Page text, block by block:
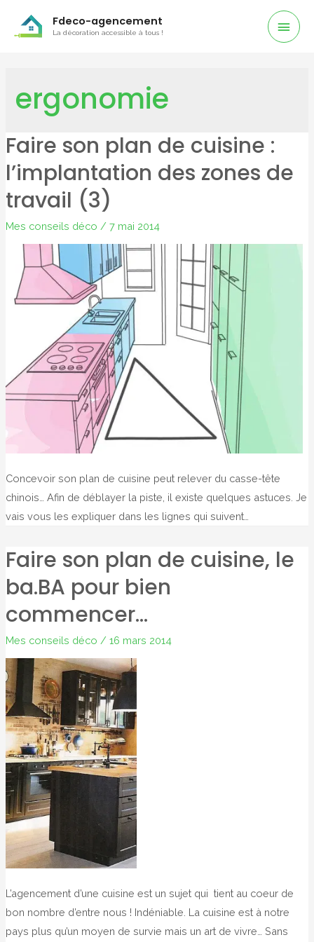
Fdeco-agencement
La décoration accessible à tous !
ergonomie
Faire son plan de cuisine :
l’implantation des zones de
travail (3)
Mes conseils déco / 7 mai 2014
Concevoir son plan de cuisine peut relever du casse-tête
chinois… Afin de déblayer la piste, il existe quelques astuces. Je
vais vous les expliquer dans les lignes qui suivent…
Faire son plan de cuisine, le
ba.BA pour bien
commencer…
Mes conseils déco / 16 mars 2014
L’agencement d’une cuisine est un sujet qui tient au coeur de
bon nombre d’entre nous ! Indéniable. La cuisine est à notre
pays plus qu’un moyen de survie mais un art de vivre… Sans